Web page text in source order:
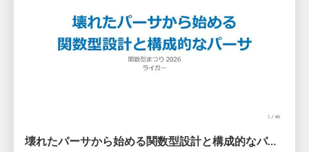
壊れたパーサから始める関数型設計と構成的なパーサ #fp_matsuri